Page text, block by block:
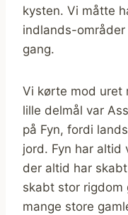
kysten. Vi måtte
indlands-
gang.
Vi kørte mod uret
lille delmål var
på Fyn, fordi
jord. Fyn har
der altid har
skabt stor rigdom
mange store